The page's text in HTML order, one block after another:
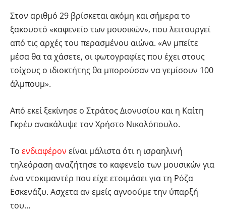
Στον αριθμό 29 βρίσκεται ακόμη και σήμερα το
ξακουστό «καφενείο των μουσικών», που λειτουργεί
από τις αρχές του περασμένου αιώνα. «Αν μπείτε
μέσα θα τα χάσετε, οι φωτογραφίες που έχει στους
τοίχους ο ιδιοκτήτης θα μπορούσαν να γεμίσουν 100
άλμπουμ».
Από εκεί ξεκίνησε ο Στράτος Διονυσίου και η Καίτη
Γκρέυ ανακάλυψε τον Χρήστο Νικολόπουλο.
Το ενδιαφέρον είναι μάλιστα ότι η ισραηλινή
τηλεόραση αναζήτησε το καφενείο των μουσικών για
ένα ντοκιμαντέρ που είχε ετοιμάσει για τη Ρόζα
Εσκενάζυ. Ασχετα αν εμείς αγνοούμε την ύπαρξή
του…